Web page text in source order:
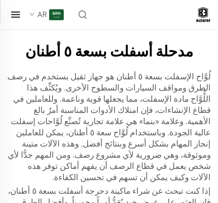
AR
مدحلة أسفلت بسعة ٥ أطنان
لُوَّاح الإسفلت بسعة ٥ أطنان هو جهاز ثقيل يستخدم في رصف
الطرق ومواقف السيارات والسطوح الأخرى. ويُكثِّف هذا
اللُّوَّاح مادة الإسفلت، مما يجعلها قوية وناعمة. وللعاملين في
قطاع الإنشاءات، فإن امتلاك الأدوات المناسبة أمرٌ بالغ
الأهمية. وعلامة «بنما» هي علامة تجارية تُصنِّع لُوَّاحات إسفلت
عالية الجودة. وباستخدام لُوَّاح سعة ٥ أطنان، يمكن للعاملين
إنجاز المهام بشكل أسرع وبنتائج أفضل. وهذه الآلات متينة
وموثوقة، وهي ضرورية لأي مشروع رصف. ومن المهم جدًّا لأي
شخص يعمل في قطاع الرصف أن يفهم أماكن توفر هذه
الآلات وكيف يمكن أن تسهم في تحسين الكفاءة.
إذا كنت تبحث عن شراء ماكينة دحرجة أسفلت بسعة ٥ أطنان،